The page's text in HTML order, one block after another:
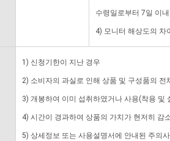
수령일로부터 7일 이
4) 모니터 해상도의 차
1) 신청기한이 지난 경우
2) 소비자의 과실로 인해 상품 및 구성품의
3) 개봉하여 이미 섭취하였거나 사용(착용 및
4) 시간이 경과하여 상품의 가치가 현저히 감
5) 상세정보 또는 사용설명서에 안내된 주의